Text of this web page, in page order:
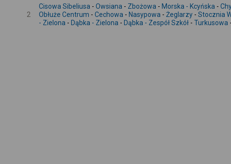
2
Cisowa Sibeliusa - Owsiana - Zbożowa - Morska - Kcyńska -
Obłuże Centrum - Cechowa - Nasypowa - Żeglarzy - Stocznia
- Zielona - Dąbka - Zielona - Dąbka - Zespół Szkół - Turkusowa -